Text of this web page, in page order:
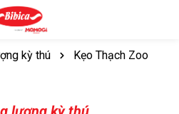
kỳ thú
Kẹo Thạch Zoo